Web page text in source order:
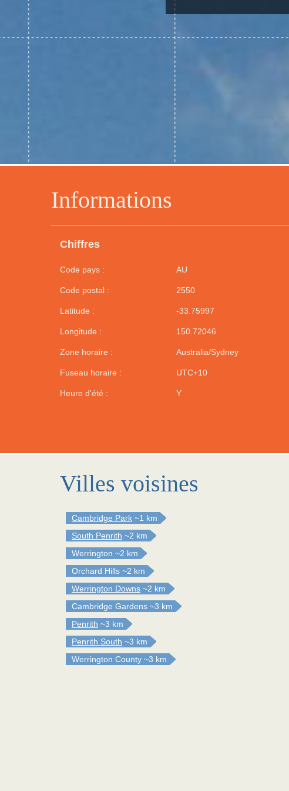
Informations
Chiffres
Code pays : AU
Code postal : 2550
Latitude : -33.75997
Longitude : 150.72046
Zone horaire : Australia/Sydney
Fuseau horaire : UTC+10
Heure d'été : Y
Villes voisines
Cambridge Park ~1 km
South Penrith ~2 km
Werrington ~2 km
Orchard Hills ~2 km
Werrington Downs ~2 km
Cambridge Gardens ~3 km
Penrith ~3 km
Penrith South ~3 km
Werrington County ~3 km